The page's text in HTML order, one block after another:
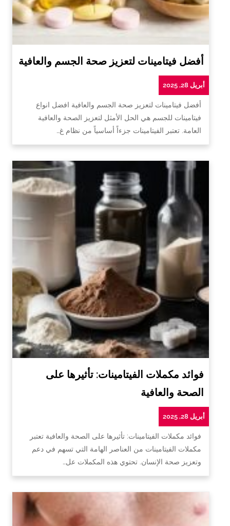
أفضل فيتامينات لتعزيز صحة الجسم والعافية
أبريل 28, 2025
أفضل فيتامينات لتعزيز صحة الجسم والعافية افضل انواع
فيتامينات للجسم هي الحل الأمثل لتعزيز الصحة والعافية
العامة. تعتبر الفيتامينات جزءاً أساسياً من نظام غ…
فوائد مكملات الفيتامينات: تأثيرها على
الصحة والعافية
أبريل 28, 2025
فوائد مكملات الفيتامينات: تأثيرها على الصحة والعافية تعتبر
مكملات الفيتامينات من العناصر الهامة التي تسهم في دعم
وتعزيز صحة الإنسان. تحتوي هذه المكملات عل…